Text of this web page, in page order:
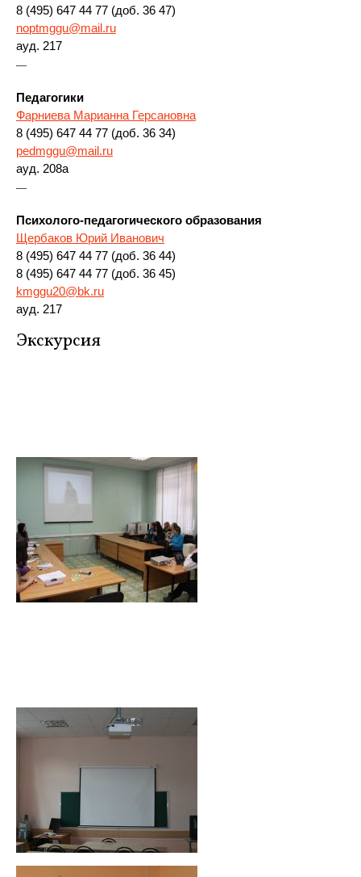
8 (495) 647 44 77 (доб. 36 47)
noptmggu@mail.ru
ауд. 217
—
Педагогики
Фарниева Марианна Герсановна
8 (495) 647 44 77 (доб. 36 34)
pedmggu@mail.ru
ауд. 208а
—
Психолого-педагогического образования
Щербаков Юрий Иванович
8 (495) 647 44 77 (доб. 36 44)
8 (495) 647 44 77 (доб. 36 45)
kmggu20@bk.ru
ауд. 217
Экскурсия